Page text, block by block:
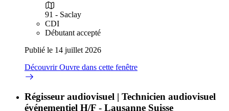
91 - Saclay
CDI
Débutant accepté
Publié le 14 juillet 2026
DécouvrirOuvre dans cette fenêtre
Régisseur audiovisuel | Technicien audiovisuel
événementiel H/F - Lausanne Suisse